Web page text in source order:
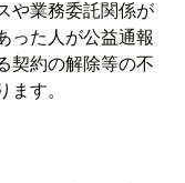
や業務委託関係が
った人が公益通報
契約の解除等の不
す。